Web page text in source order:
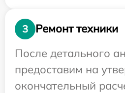
3
Ремонт техники
После детального
предоставим на
окончательный